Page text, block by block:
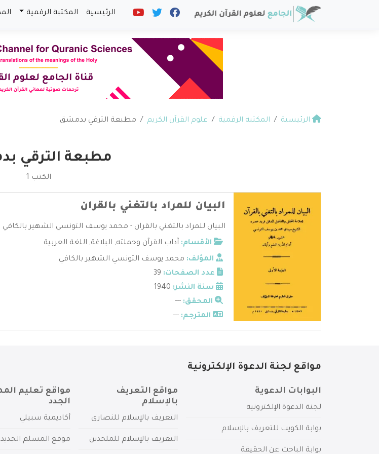
الرئيسية المكتبة الرقمية
الرئيسية المكتبة الرقمية علوم القرآن الكريم مطبعة الترقي بدمشق
مطبعة الترقي
الكتب 1
البيان للمراد بالتغني بالقران
البيان للمراد بالتغني بالقران - محمد يوسف التونسي الشهير بالكافي
الأقسام: آداب القرآن وحملته, البلاغة, اللغة العربية
المؤلف: محمد يوسف التونسي الشهير بالكافي
عدد الصفحات:
سنة النشر:
المحقق: ---
المترجم: ---
مواقع لجنة الدعوة الإلكترونية
البوابات الدعوية
لجنة الدعوة الإلكترونية
بوابة الكويت للتعريف بالإسلام
بوابة الباحث عن الحقيقة
مواقع التعريف
بالإسلام
التعريف بالإسلام للنصارى
التعريف بالإسلام للملحدين
مواقع تعليم
الجدد
أكاديمية سبيلي
موقع المسلم الجديد